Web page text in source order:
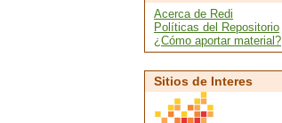
Acerca de Redi
Políticas del Repositorio
¿Cómo aportar material?
Sitios de Interes